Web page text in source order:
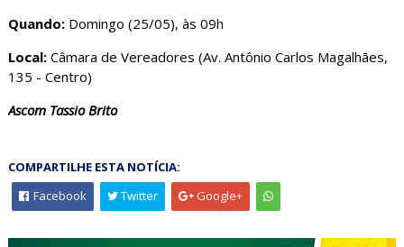
Quando:Domingo (25/05), às 09h
Local: Câmara de Vereadores (Av. Antônio Carlos Magalhães,
135 - Centro)
Ascom Tassio Brito
COMPARTILHE ESTA NOTÍCIA:
Facebook
Twitter Google+